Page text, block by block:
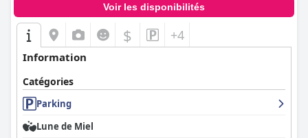
Voir les disponibilités
$ +4
Information
Catégories
Parking
Lune de Miel